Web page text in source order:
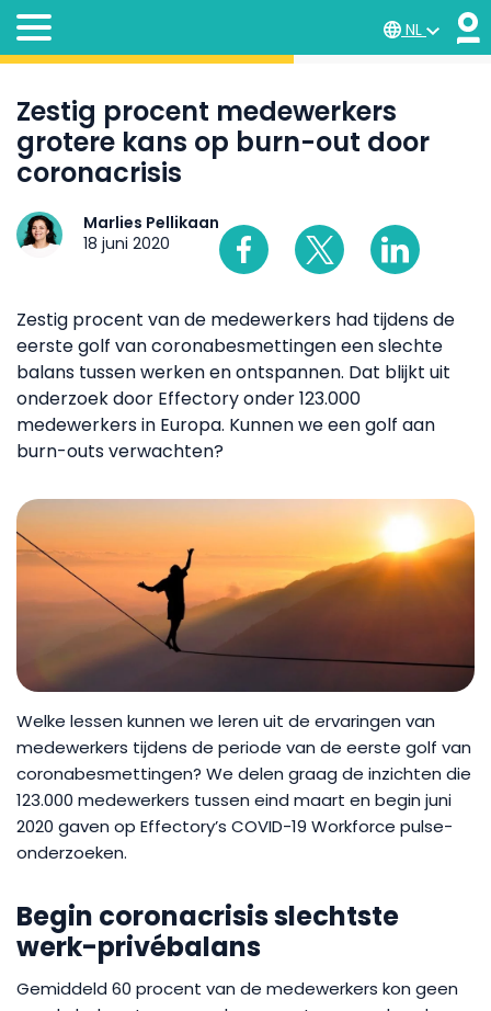
NL
Zestig procent medewerkers
grotere kans op burn-out door
coronacrisis
Marlies Pellikaan
18 juni 2020
Zestig procent van de medewerkers had tijdens de
eerste golf van coronabesmettingen een slechte
balans tussen werken en ontspannen. Dat blijkt uit
onderzoek door Effectory onder 123.000
medewerkers in Europa. Kunnen we een golf aan
burn-outs verwachten?
Welke lessen kunnen we leren uit de ervaringen van
medewerkers tijdens de periode van de eerste golf van
coronabesmettingen? We delen graag de inzichten die
123.000 medewerkers tussen eind maart en begin juni
2020 gaven op Effectory’s COVID-19 Workforce pulse-
onderzoeken.
Begin coronacrisis slechtste
werk-privébalans
Gemiddeld 60 procent van de medewerkers kon geen